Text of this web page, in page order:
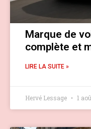
Marque de
complète et
LIRE LA SUITE »
Hervé Lessage 1